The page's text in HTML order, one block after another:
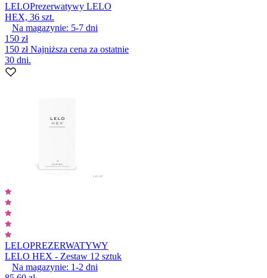
LELOPrezerwatywy LELO
HEX, 36 szt.
Na magazynie: 5-7 dni
150 zł
150 złNajniższa cena za ostatnie
30 dni.
LELOPREZERWATYWY
LELO HEX - Zestaw 12 sztuk
Na magazynie: 1-2 dni